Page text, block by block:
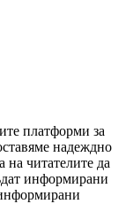
платформи за
надеждно
на читателите да
информирани